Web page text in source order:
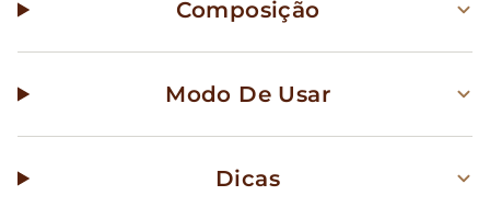
Composição
Modo De Usar
Dicas